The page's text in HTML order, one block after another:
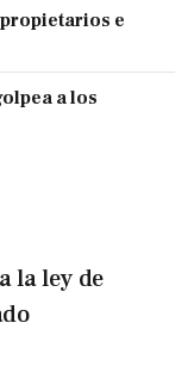
e
a los
la ley de